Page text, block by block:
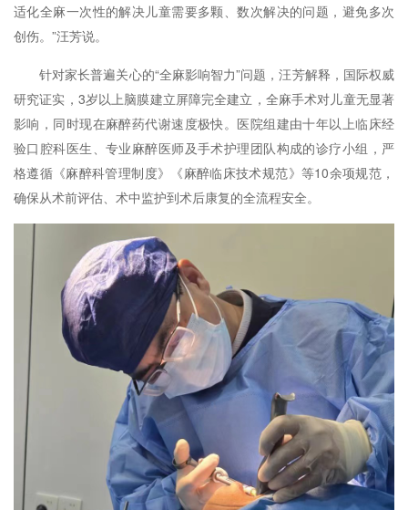
适化全麻一次性的解决儿童需要多颗、数次解决的问题，避免多次
创伤。”汪芳说。
针对家长普遍关心的“全麻影响智力”问题，汪芳解释，国际权威
研究证实，3岁以上脑膜建立屏障完全建立，全麻手术对儿童无显著
影响，同时现在麻醉药代谢速度极快。医院组建由十年以上临床经
验口腔科医生、专业麻醉医师及手术护理团队构成的诊疗小组，严
格遵循《麻醉科管理制度》《麻醉临床技术规范》等10余项规范，
确保从术前评估、术中监护到术后康复的全流程安全。